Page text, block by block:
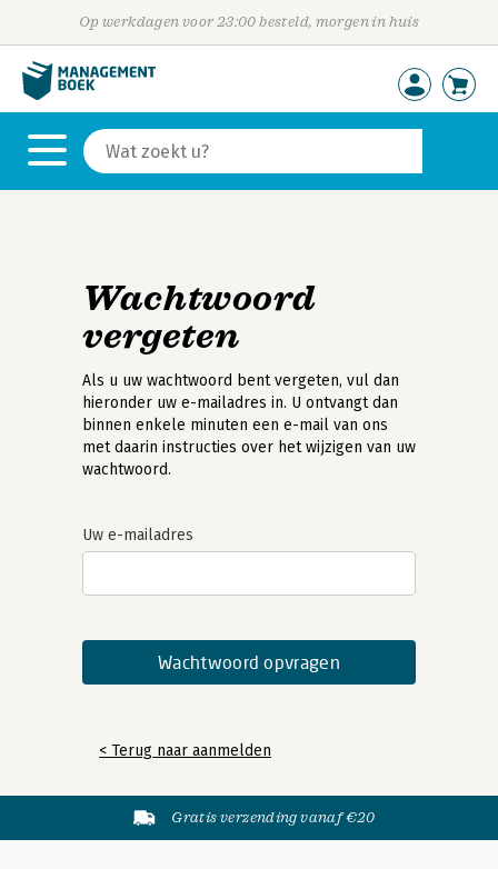
Op werkdagen voor 23:00 besteld, morgen in huis
Wachtwoord
vergeten
Als u uw wachtwoord bent vergeten, vul dan
hieronder uw e-mailadres in. U ontvangt dan
binnen enkele minuten een e-mail van ons
met daarin instructies over het wijzigen van uw
wachtwoord.
Uw e-mailadres
< Terug naar aanmelden
Gratis verzending vanaf €20